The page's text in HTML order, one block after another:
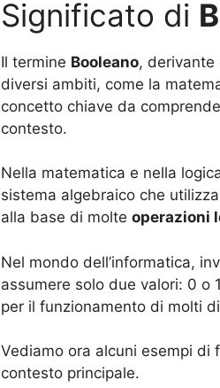
Significato di
Il termine Booleano, derivante
diversi ambiti, come la
concetto chiave da
contesto.
Nella matematica e nella
sistema algebraico che
alla base di molte operazioni
Nel mondo dell’informatica,
assumere solo due valori: 0 o
per il funzionamento di molti
Vediamo ora alcuni esempi di
contesto principale.